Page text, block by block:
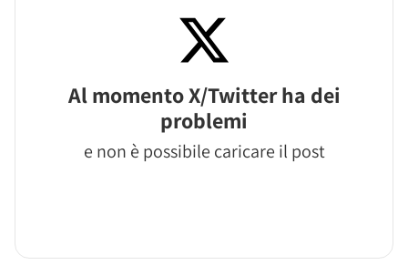
Al momento X/Twitter ha dei
problemi
e non è possibile caricare il post